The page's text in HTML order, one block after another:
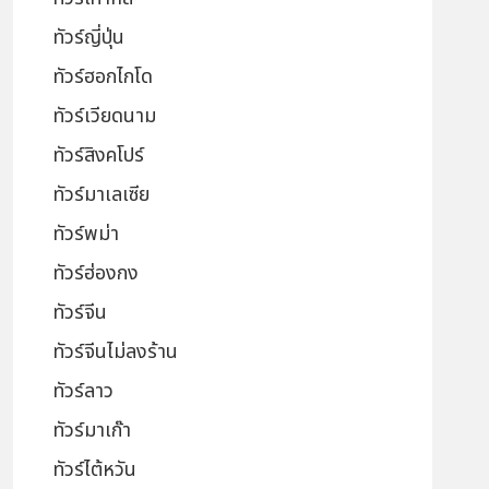
ทัวร์ญี่ปุ่น
ทัวร์ฮอกไกโด
ทัวร์เวียดนาม
ทัวร์สิงคโปร์
ทัวร์มาเลเซีย
ทัวร์พม่า
ทัวร์ฮ่องกง
ทัวร์จีน
ทัวร์จีนไม่ลงร้าน
ทัวร์ลาว
ทัวร์มาเก๊า
ทัวร์ไต้หวัน